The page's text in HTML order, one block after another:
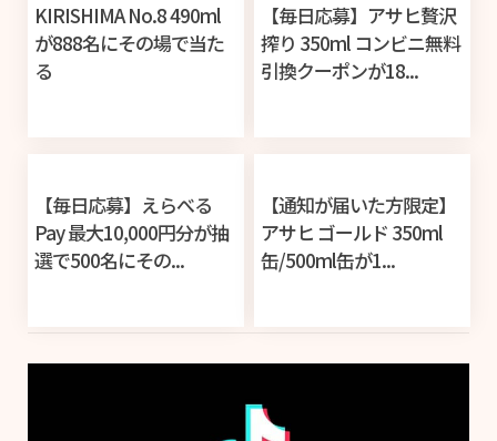
KIRISHIMA No.8 490ml
が888名にその場で当た
る
【毎日応募】アサヒ贅沢
搾り 350ml コンビニ無料
引換クーポンが18...
【毎日応募】えらべる
Pay 最大10,000円分が抽
選で500名にその...
【通知が届いた方限定】
アサヒ ゴールド 350ml
缶/500ml缶が1...